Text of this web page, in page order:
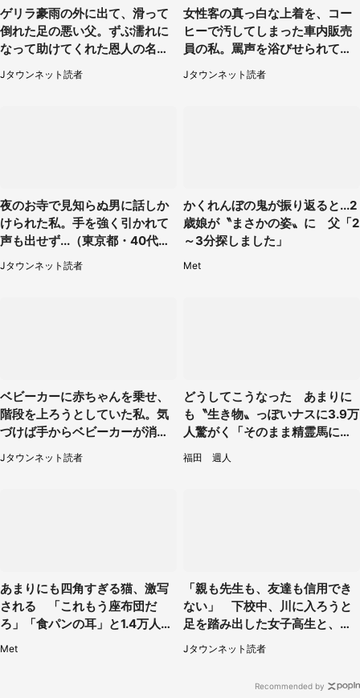
ゲリラ豪雨の外に出て、滑って
倒れた足の悪い父。ずぶ濡れに
なって助けてくれた恩人の名前
Jタウンネット読者
女性客の真っ白な上着を、コー
ヒーで汚してしまった車内販売
員の私。罵声を浴びせられても
当然の場面で言われたのは（神
奈川県・60代男性）
Jタウンネット読者
夜のお寺で見知らぬ男に話しか
けられた私。手を強く引かれて
声も出せず...（東京都・40代女
Jタウンネット読者
かくれんぼの鬼が振り返ると...2
歳娘が〝まさかの姿〟に 父「2
～3分探しました」
Met
ベビーカーに赤ちゃんを乗せ、
階段を上ろうとしていた私。気
づけば手からベビーカーが消え
ていて（神奈川県・60代女性）
Jタウンネット読者
どうしてこうなった あまりに
も〝生き物〟っぽいナスに3.9万
人驚がく「そのまま精霊馬に使
えそう」
福田 週人
あまりにも四角すぎる猫、激写
される 「これもう座布団だ
ろ」「食パンの耳」と1.4万人困
Met
「親も先生も、友達も信用でき
ない」 下校中、川に入ろうと
足を踏み出した女子高生と、彼
女を止めた予想外の存在
Jタウンネット読者
Recommended by